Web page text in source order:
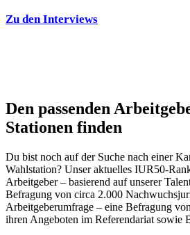
Zu den Interviews
Den passenden
Stationen finden
Du bist noch auf der Suche nach einer
Wahlstation? Unser aktuelles IUR50-
Arbeitgeber – basierend auf unserer
Befragung von circa 2.000
Arbeitgeberumfrage – eine Befragung
ihren Angeboten im Referendariat sowie